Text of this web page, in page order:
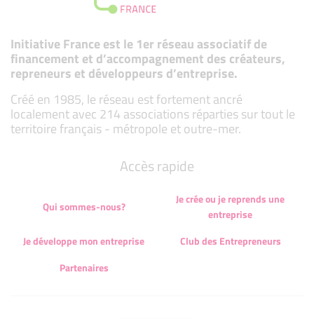
Initiative France est le 1er réseau associatif de
financement et d’accompagnement des créateurs,
repreneurs et développeurs d’entreprise.
Créé en 1985, le réseau est fortement ancré
localement avec 214 associations réparties sur tout le
territoire français - métropole et outre-mer.
Accès rapide
Qui sommes-nous?
Je crée ou je reprends une
entreprise
Je développe mon entreprise
Club des Entrepreneurs
Partenaires